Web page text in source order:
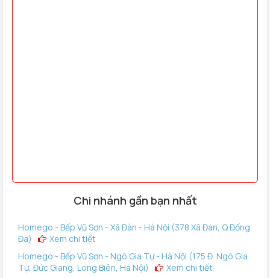
Chi nhánh gần bạn nhất
Homego - Bếp Vũ Sơn - Xã Đàn - Hà Nội (378 Xã Đàn, Q Đống
Đa)
Xem chi tiết
Homego - Bếp Vũ Sơn - Ngô Gia Tự - Hà Nội (175 Đ. Ngô Gia
Tự, Đức Giang, Long Biên, Hà Nội)
Xem chi tiết